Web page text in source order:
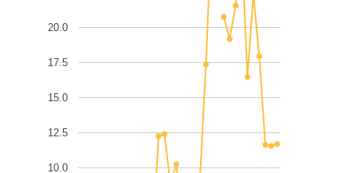
10.0
12.5
15.0
17.5
20.0